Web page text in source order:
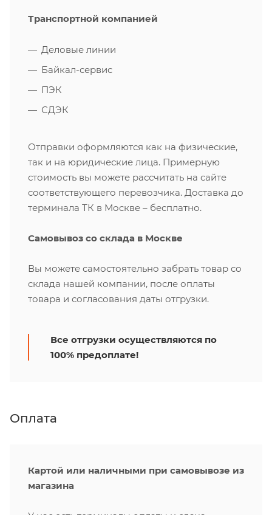
Транспортной компанией
Деловые линии
Байкал-сервис
ПЭК
СДЭК
Отправки оформляются как на физические,
так и на юридические лица. Примерную
стоимость вы можете рассчитать на сайте
соответствующего перевозчика. Доставка до
терминала ТК в Москве – бесплатно.
Самовывоз со склада в Москве
Вы можете самостоятельно забрать товар со
склада нашей компании, после оплаты
товара и согласования даты отгрузки.
Все отгрузки осуществляются по
100% предоплате!
Оплата
Картой или наличными при самовывозе из
магазина